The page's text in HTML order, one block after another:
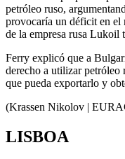
petróleo ruso,
provocaría un déficit en el
de la empresa rusa Lukoil
Ferry explicó que a
derecho a utilizar petróleo
que pueda exportarlo y
(Krassen Nikolov |
LISBOA